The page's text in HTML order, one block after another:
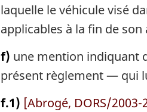
laquelle le véhicule visé
applicables à la fin de
f) une mention indiquant
présent règlement — qui
f.1) [Abrogé, DORS/2003-